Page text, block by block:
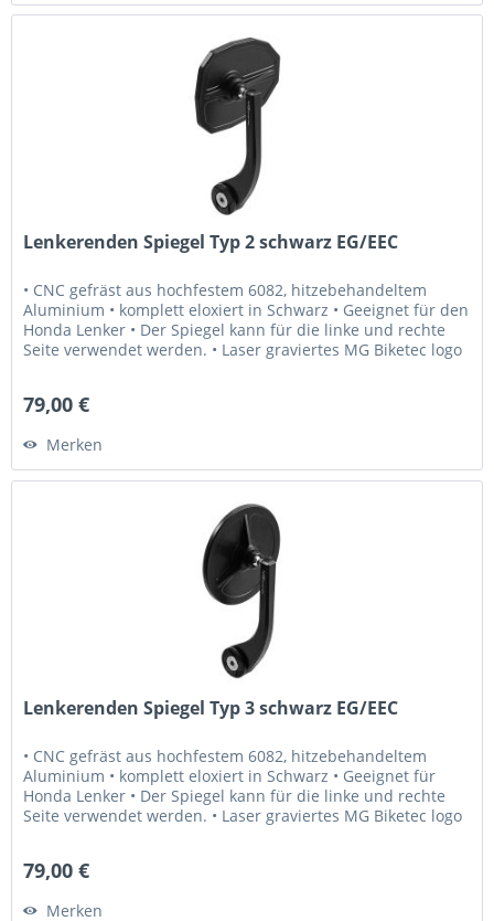
Lenkerenden Spiegel Typ 2 schwarz EG/EEC
• CNC gefräst aus hochfestem 6082, hitzebehandeltem
Aluminium • komplett eloxiert in Schwarz • Geeignet für den
Honda Lenker • Der Spiegel kann für die linke und rechte
Seite verwendet werden. • Laser graviertes MG Biketec logo
79,00 €
Merken
Lenkerenden Spiegel Typ 3 schwarz EG/EEC
• CNC gefräst aus hochfestem 6082, hitzebehandeltem
Aluminium • komplett eloxiert in Schwarz • Geeignet für
Honda Lenker • Der Spiegel kann für die linke und rechte
Seite verwendet werden. • Laser graviertes MG Biketec logo
79,00 €
Merken